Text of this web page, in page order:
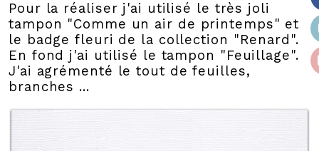
Pour la réaliser j'ai utilisé le très joli
tampon "Comme un air de printemps" et
le badge fleuri de la collection "Renard".
En fond j'ai utilisé le tampon "Feuillage".
J'ai agrémenté le tout de feuilles,
branches ...